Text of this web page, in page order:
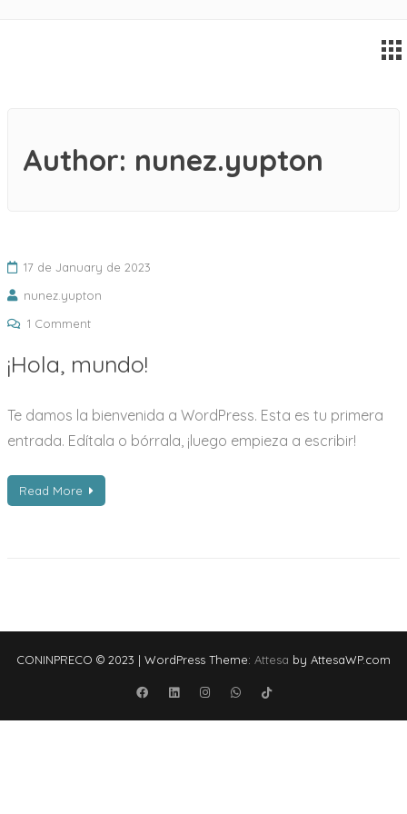
Author: nunez.yupton
17 de January de 2023
nunez.yupton
1 Comment
¡Hola, mundo!
Te damos la bienvenida a WordPress. Esta es tu primera
entrada. Edítala o bórrala, ¡luego empieza a escribir!
Read More
CONINPRECO © 2023 | WordPress Theme: Attesa by AttesaWP.com